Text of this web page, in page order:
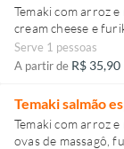
Temaki com arroz e
cream cheese e
Serve 1 pessoas
A partir de R$ 35,90
Temaki salmão
Temaki com arroz e